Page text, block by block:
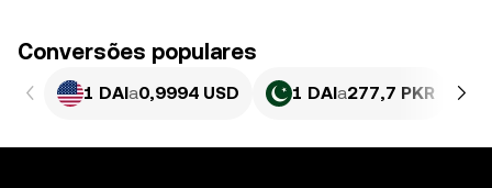
Conversões populares
1 DAIa0,9994 USD 1 DAIa277,7 PKR